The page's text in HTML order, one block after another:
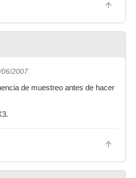
06/2007
de muestreo antes de hacer